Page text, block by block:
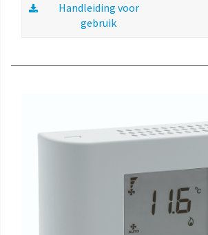
Handleiding voor
gebruik